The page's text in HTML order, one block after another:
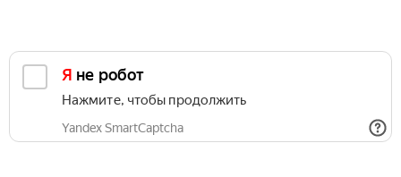
Я не робот
Нажмите, чтобы продолжить
Yandex SmartCaptcha